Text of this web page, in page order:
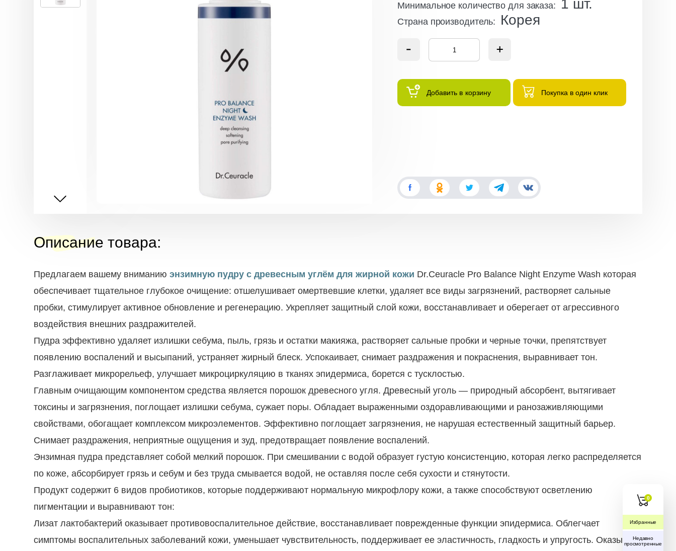
Минимальное количество для заказа: 1 шт.
Страна производитель: Корея
Добавить в корзину Покупка в один клик
Описание товара:
Предлагаем вашему вниманию энзимную пудру с древесным углём для жирной кожи Dr.Ceuracle Pro Balance Night Enzyme Wash которая
обеспечивает тщательное глубокое очищение: отшелушивает омертвевшие клетки, удаляет все виды загрязнений, растворяет сальные
пробки, стимулирует активное обновление и регенерацию. Укрепляет защитный слой кожи, восстанавливает и оберегает от агрессивного
воздействия внешних раздражителей.
Пудра эффективно удаляет излишки себума, пыль, грязь и остатки макияжа, растворяет сальные пробки и черные точки, препятствует
появлению воспалений и высыпаний, устраняет жирный блеск. Успокаивает, снимает раздражения и покраснения, выравнивает тон.
Разглаживает микрорельеф, улучшает микроциркуляцию в тканях эпидермиса, борется с тусклостью.
Главным очищающим компонентом средства является порошок древесного угля. Древесный уголь — природный абсорбент, вытягивает
токсины и загрязнения, поглощает излишки себума, сужает поры. Обладает выраженными оздоравливающими и ранозаживляющими
свойствами, обогащает комплексом микроэлементов. Эффективно поглощает загрязнения, не нарушая естественный защитный барьер.
Снимает раздражения, неприятные ощущения и зуд, предотвращает появление воспалений.
Энзимная пудра представляет собой мелкий порошок. При смешивании с водой образует густую консистенцию, которая легко распределяется
по коже, абсорбирует грязь и себум и без труда смывается водой, не оставляя после себя сухости и стянутости.
Продукт содержит 6 видов пробиотиков, которые поддерживают нормальную микрофлору кожи, а также способствуют осветлению
пигментации и выравнивают тон:
Лизат лактобактерий оказывает противовоспалительное действие, восстанавливает поврежденные функции эпидермиса. Облегчает
симптомы воспалительных заболеваний кожи, уменьшает чувствительность, поддерживает ее эластичность, гладкость и упругость. Оказывает
0
Избранные
Недавно
просмотренные